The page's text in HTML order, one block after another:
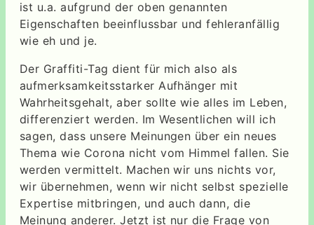
ist u.a. aufgrund der oben genannten
Eigenschaften beeinflussbar und fehleranfällig
wie eh und je.
Der Graffiti-Tag dient für mich also als
aufmerksamkeitsstarker Aufhänger mit
Wahrheitsgehalt, aber sollte wie alles im Leben,
differenziert werden. Im Wesentlichen will ich
sagen, dass unsere Meinungen über ein neues
Thema wie Corona nicht vom Himmel fallen. Sie
werden vermittelt. Machen wir uns nichts vor,
wir übernehmen, wenn wir nicht selbst spezielle
Expertise mitbringen, und auch dann, die
Meinung anderer. Jetzt ist nur die Frage von